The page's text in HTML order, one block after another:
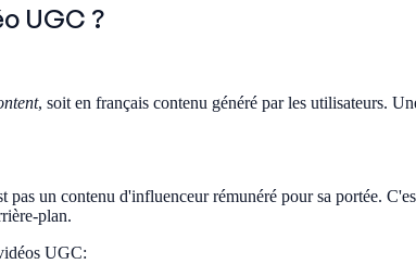
UGC ?
, soit en français contenu généré par les utilisateurs.
pas un contenu d'influenceur rémunéré pour sa portée.
plan.
UGC: